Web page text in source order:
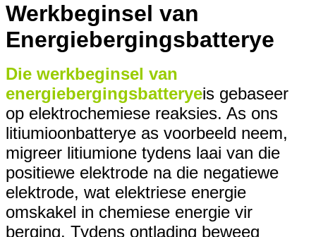
Werkbeginsel van
Energiebergingsbatterye
Die werkbeginsel van
energiebergingsbatteryeis gebaseer
op elektrochemiese reaksies. As ons
litiumioonbatterye as voorbeeld neem,
migreer litiumione tydens laai van die
positiewe elektrode na die negatiewe
elektrode, wat elektriese energie
omskakel in chemiese energie vir
berging. Tydens ontlading beweeg